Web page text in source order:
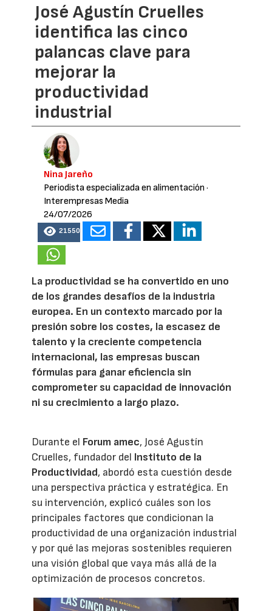
José Agustín Cruelles
identifica las cinco
palancas clave para
mejorar la
productividad
industrial
Nina Jareño
Periodista especializada en alimentación ·
Interempresas Media
24/07/2026
21550
La productividad se ha convertido en uno
de los grandes desafíos de la industria
europea. En un contexto marcado por la
presión sobre los costes, la escasez de
talento y la creciente competencia
internacional, las empresas buscan
fórmulas para ganar eficiencia sin
comprometer su capacidad de innovación
ni su crecimiento a largo plazo.
Durante el Forum amec, José Agustín
Cruelles, fundador del Instituto de la
Productividad, abordó esta cuestión desde
una perspectiva práctica y estratégica. En
su intervención, explicó cuáles son los
principales factores que condicionan la
productividad de una organización industrial
y por qué las mejoras sostenibles requieren
una visión global que vaya más allá de la
optimización de procesos concretos.